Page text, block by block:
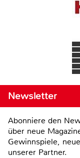
Newsletter
Abonniere den
über neue
Gewinnspiele,
unserer Partner.